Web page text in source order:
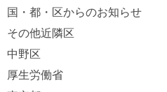
国・都・区からのお知らせ
その他近隣区
中野区
厚生労働省